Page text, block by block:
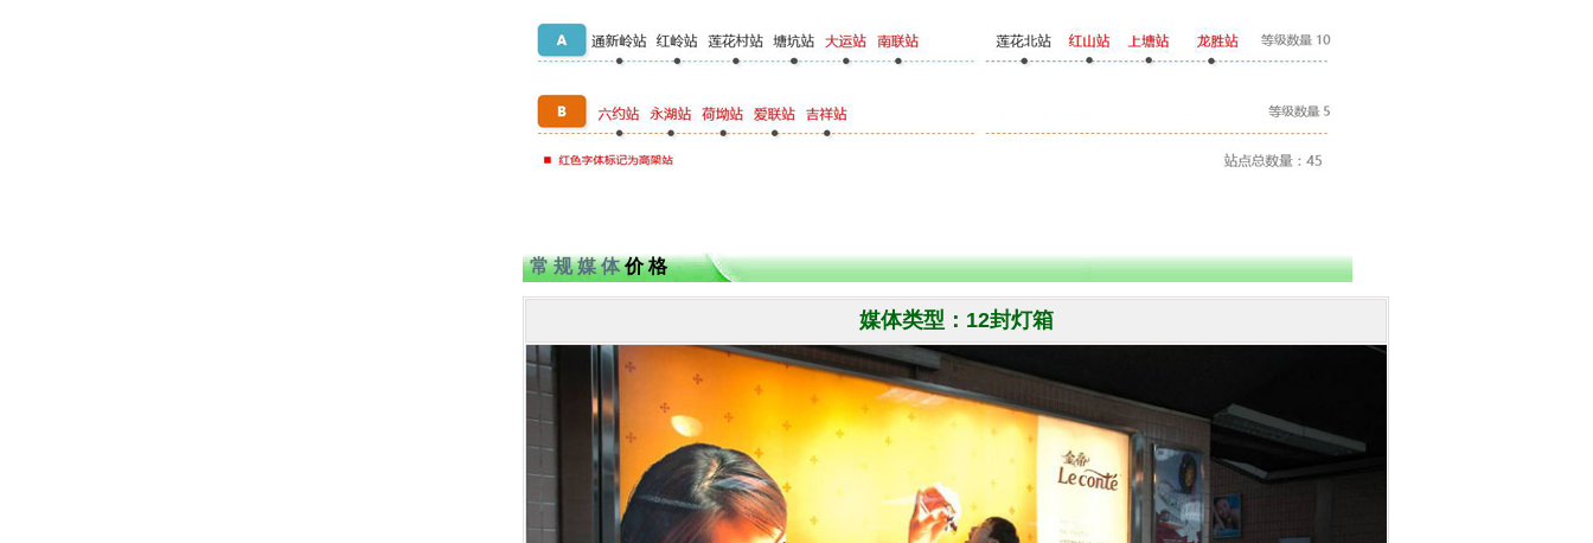
常 规 媒 体价 格
媒体类型：12封灯箱